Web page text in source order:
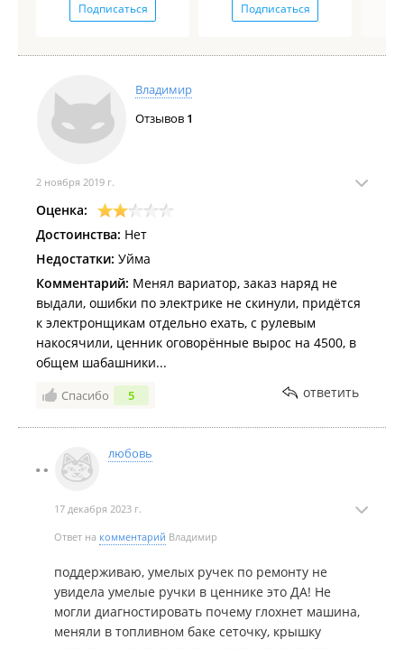
Подписаться Подписаться
Владимир
Отзывов 1
2 ноября 2019 г.
Оценка:
Достоинства: Нет
Недостатки: Уйма
Комментарий: Менял вариатор, заказ наряд не
выдали, ошибки по электрике не скинули, придётся
к электронщикам отдельно ехать, с рулевым
накосячили, ценник оговорённые вырос на 4500, в
общем шабашники...
Спасибо 5 ответить
любовь
17 декабря 2023 г.
Ответ на комментарий Владимир
поддерживаю, умелых ручек по ремонту не
увидела умелые ручки в ценнике это ДА! Не
могли диагностировать почему глохнет машина,
меняли в топливном баке сеточку, крышку